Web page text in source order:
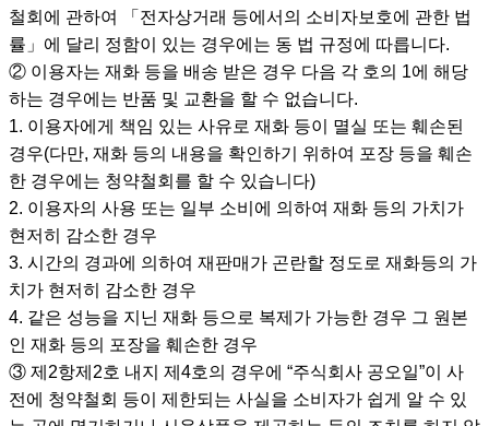
철회에 관하여 「전자상거래 등에서의 소비자보호에 관한 법
률」에 달리 정함이 있는 경우에는 동 법 규정에 따릅니다.
② 이용자는 재화 등을 배송 받은 경우 다음 각 호의 1에 해당
하는 경우에는 반품 및 교환을 할 수 없습니다.
1. 이용자에게 책임 있는 사유로 재화 등이 멸실 또는 훼손된
경우(다만, 재화 등의 내용을 확인하기 위하여 포장 등을 훼손
한 경우에는 청약철회를 할 수 있습니다)
2. 이용자의 사용 또는 일부 소비에 의하여 재화 등의 가치가
현저히 감소한 경우
3. 시간의 경과에 의하여 재판매가 곤란할 정도로 재화등의 가
치가 현저히 감소한 경우
4. 같은 성능을 지닌 재화 등으로 복제가 가능한 경우 그 원본
인 재화 등의 포장을 훼손한 경우
③ 제2항제2호 내지 제4호의 경우에 “주식회사 공오일”이 사
전에 청약철회 등이 제한되는 사실을 소비자가 쉽게 알 수 있